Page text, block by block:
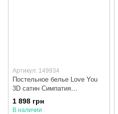
Артикул: 149934
Постельное белье Love You
3D сатин Симпатия
полуторный
1 898 грн
В наличии